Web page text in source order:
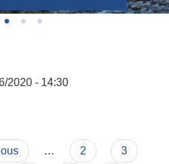
संघ संस्थाका प्रतिनिधिहरु
2020 - 14:30
… 2
3